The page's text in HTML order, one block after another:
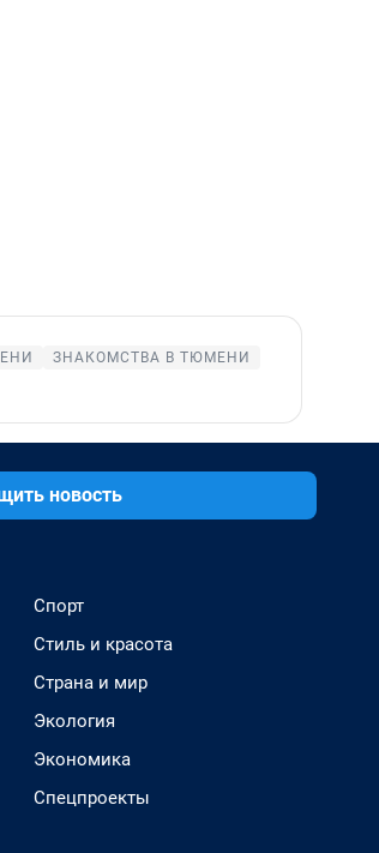
ЗНАКОМСТВА В ТЮМЕНИ
новость
Спорт
Стиль и красота
Страна и мир
Экология
Экономика
Спецпроекты